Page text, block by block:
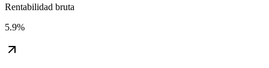
Rentabilidad bruta
5.9%